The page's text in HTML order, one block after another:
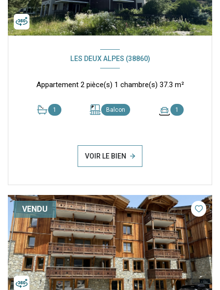
LES DEUX ALPES (38860)
Appartement 2 pièce(s) 1 chambre(s) 37.3 m²
1 Balcon 1
VOIR LE BIEN
VENDU